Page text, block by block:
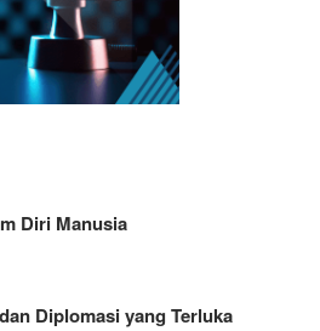
Diri Manusia
Diplomasi yang Terluka